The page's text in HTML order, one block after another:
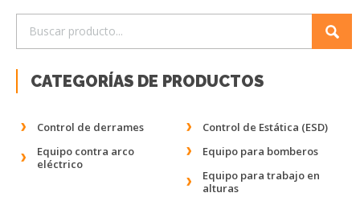
CATEGORÍAS DE PRODUCTOS
Control de derrames
Control de Estática (ESD)
Equipo contra arco
eléctrico
Equipo para bomberos
Equipo para trabajo en
alturas